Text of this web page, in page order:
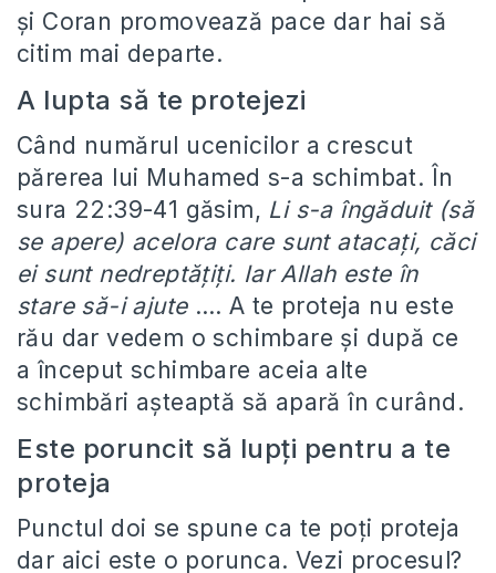
şi Coran promovează pace dar hai să
citim mai departe.
A lupta să te protejezi
Când numărul ucenicilor a crescut
părerea lui Muhamed s-a schimbat. În
sura 22:39-41 găsim, Li s-a îngăduit (să
se apere) acelora care sunt atacaţi, căci
ei sunt nedreptăţiţi. Iar Allah este în
stare să-i ajute…. A te proteja nu este
rău dar vedem o schimbare şi după ce
a început schimbare aceia alte
schimbări aşteaptă să apară în curând.
Este poruncit să lupţi pentru a te
proteja
Punctul doi se spune ca te poţi proteja
dar aici este o porunca. Vezi procesul?